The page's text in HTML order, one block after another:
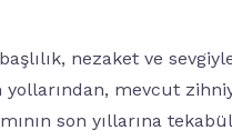
nezaket ve
mevcut
son yıllarına